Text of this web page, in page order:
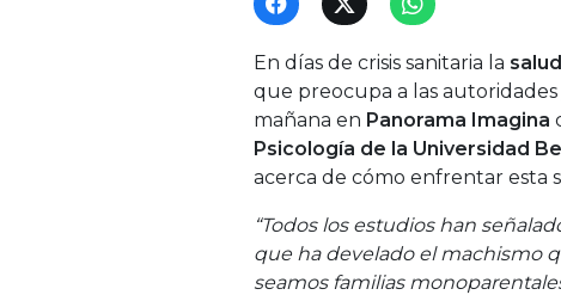
En días de crisis sanitaria la
que preocupa a las
mañana en Panorama Imagina
Psicología de la Universidad
acerca de cómo enfrentar esta
“Todos los estudios han
que ha develado el machismo
seamos familias